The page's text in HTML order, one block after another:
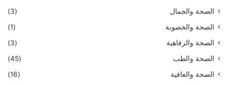
الصحة والجمال
(3)
الصحة والخصوبة
(1)
الصحة والرفاهية
(3)
الصحة والطب
(45)
الصحة والعافية
(16)